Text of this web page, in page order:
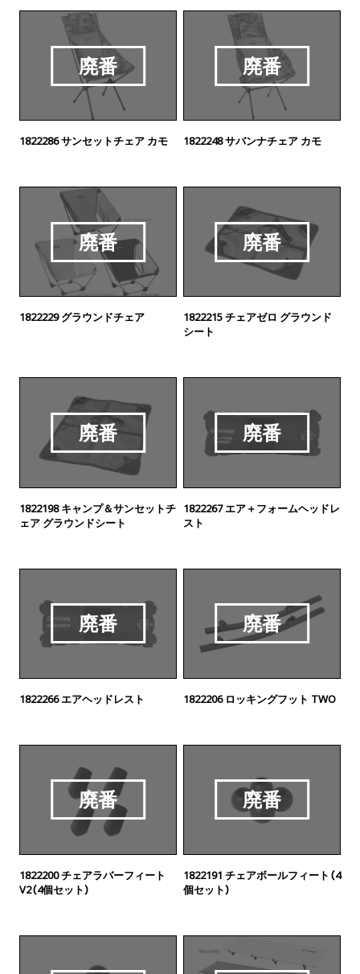
廃番
1822286 サンセットチェア カモ
廃番
1822248 サバンナチェア カモ
廃番
1822229 グラウンドチェア
廃番
1822215 チェアゼロ グラウンド
シート
1822198 キャンプ＆サンセットチ
ェア グラウンドシート
1822267 エア＋フォームヘッドレ
スト
廃番
1822266 エアヘッドレスト
廃番
1822206 ロッキングフット TWO
廃番
1822200 チェアラバーフィート
V2（4個セット）
廃番
1822191 チェアボールフィート（4
個セット）
廃番 廃番